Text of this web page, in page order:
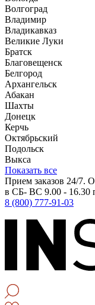
Волгоград
Владимир
Владикавказ
Великие Луки
Братск
Благовещенск
Белгород
Архангельск
Абакан
Шахты
Донецк
Керчь
Октябрьский
Подольск
Выкса
Показать все
Прием заказов 24/7.
в СБ- ВС 9.00 -
8 (800) 777-91-03